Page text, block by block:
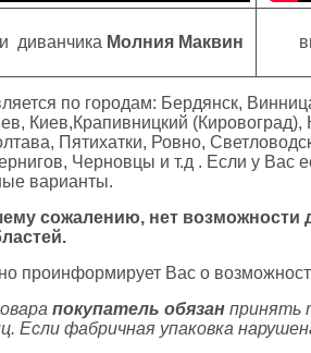
диванчика Молния Маквин
по городам: Бердянск,
Киев,Крапивницкий
Пятихатки, Ровно,
Черновцы и т.д . Если у Вас
варианты.
сожалению, нет
проинформирует Вас о
покупатель обязанпринять
Если фабричная упаковка